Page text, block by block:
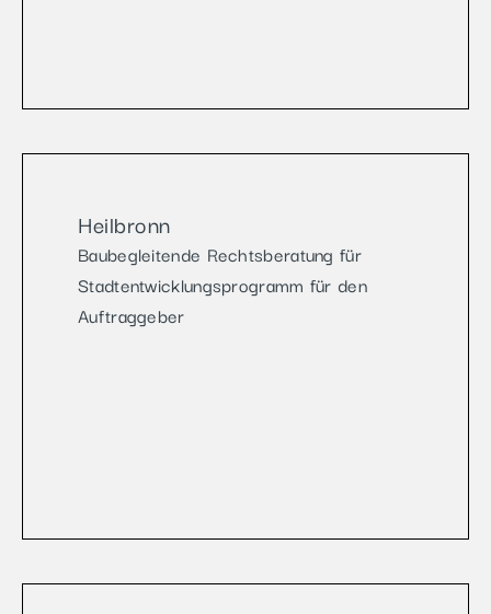
Heilbronn
Baubegleitende Rechtsberatung für
Stadtentwicklungsprogramm für den
Auftraggeber